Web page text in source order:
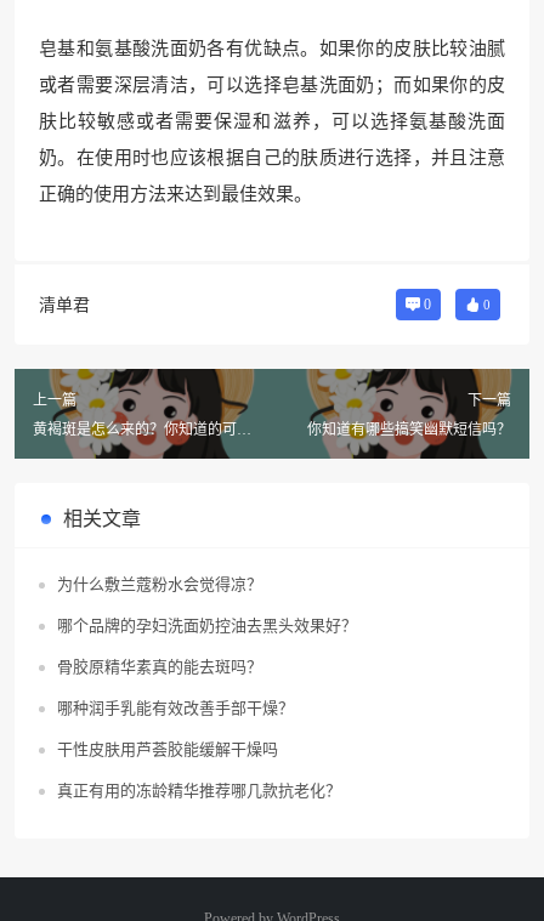
皂基和氨基酸洗面奶各有优缺点。如果你的皮肤比较油腻
或者需要深层清洁，可以选择皂基洗面奶；而如果你的皮
肤比较敏感或者需要保湿和滋养，可以选择氨基酸洗面
奶。在使用时也应该根据自己的肤质进行选择，并且注意
正确的使用方法来达到最佳效果。
清单君 0 0
上一篇
黄褐斑是怎么来的？你知道的可能
错了！
下一篇
你知道有哪些搞笑幽默短信吗？
相关文章
为什么敷兰蔻粉水会觉得凉？
哪个品牌的孕妇洗面奶控油去黑头效果好？
骨胶原精华素真的能去斑吗？
哪种润手乳能有效改善手部干燥？
干性皮肤用芦荟胶能缓解干燥吗
真正有用的冻龄精华推荐哪几款抗老化？